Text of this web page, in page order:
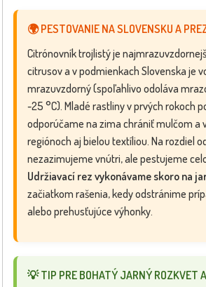
🌍 PESTOVANIE NA SLOVENSKU A
Citrónovník trojlistý je
citrusov a v podmienkach Slovenska je
mrazuvzdorný (spoľahlivo odoláva
-25 °C). Mladé rastliny v prvých rokoch
odporúčame na zima chrániť mulčom a
regiónoch aj bielou textíliou. Na rozdiel
nezazimujeme vnútri, ale pestujeme
Udržiavací rez vykonávame skoro na
začiatkom rašenia, kedy odstránime
alebo prehusťujúce výhonky.
💡 TIP PRE BOHATÝ JARNÝ ROZKVET